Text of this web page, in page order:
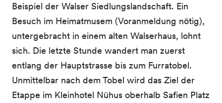
Beispiel der Walser Siedlungslandschaft. Ein
Besuch im Heimatmusem (Voranmeldung nötig),
untergebracht in einem alten Walserhaus, lohnt
sich. Die letzte Stunde wandert man zuerst
entlang der Hauptstrasse bis zum Furratobel.
Unmittelbar nach dem Tobel wird das Ziel der
Etappe im Kleinhotel Nühus oberhalb Safien Platz